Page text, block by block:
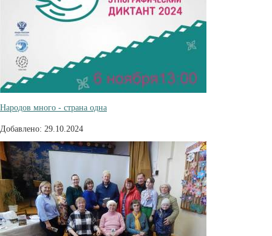
Народов много - страна одна
Добавлено: 29.10.2024